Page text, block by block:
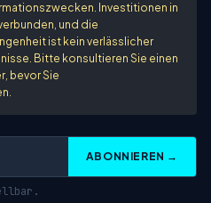
Investitionen in
und die
ist kein verlässlicher
Bitte konsultieren Sie einen
bevor Sie
ABONNIEREN →